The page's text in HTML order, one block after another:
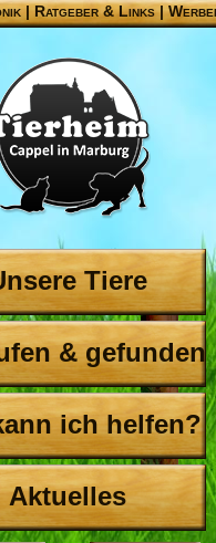
|Ratgeber & Links|
Tiere
& gefunden
ich helfen?
Aktuelles